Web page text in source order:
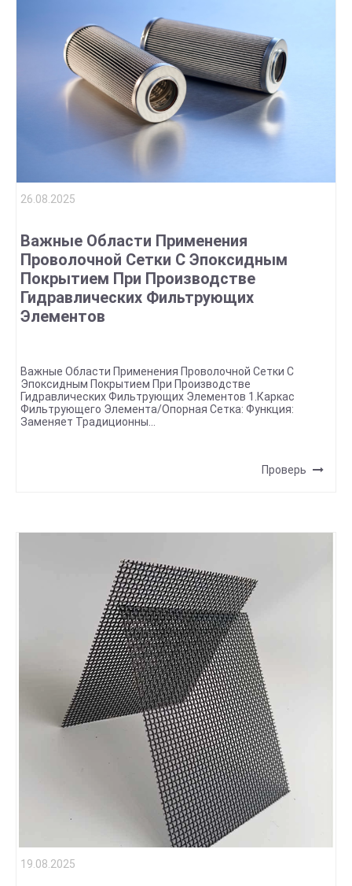
26.08.2025
Важные Области Применения
Проволочной Сетки С Эпоксидным
Покрытием При Производстве
Гидравлических Фильтрующих
Элементов
Важные Области Применения Проволочной Сетки С
Эпоксидным Покрытием При Производстве
Гидравлических Фильтрующих Элементов 1.Каркас
Фильтрующего Элемента/опорная Сетка: Функция:
Заменяет Традиционны...
Проверь
19.08.2025